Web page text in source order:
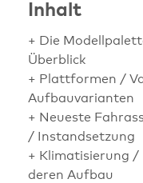
Inhalt
+ Die
Überblick
+ Plattformen /
Aufbauvarianten
+ Neueste
/ Instandsetzung
+ Klimatisierung /
deren Aufbau